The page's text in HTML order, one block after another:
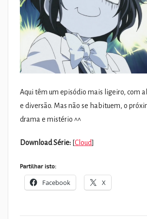
Aqui têm um episódio mais ligeiro, com
e diversão. Mas não se habituem, o
drama e mistério ^^
Download Série: [Cloud]
Partilhar isto:
Facebook X